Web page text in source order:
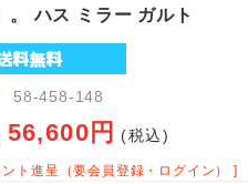
。 ハス ミラー ガルト
58-458-148
56,600円 (税込)
ト進呈（要会員登録・ログイン） ]